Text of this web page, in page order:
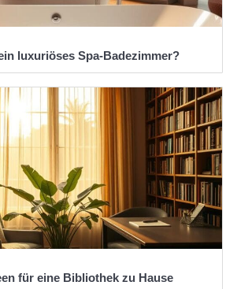
luxuriöses Spa-Badezimmer?
für eine Bibliothek zu Hause